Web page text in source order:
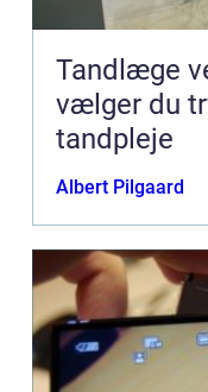
Tandlæge
vælger du
tandpleje
Albert Pilgaard